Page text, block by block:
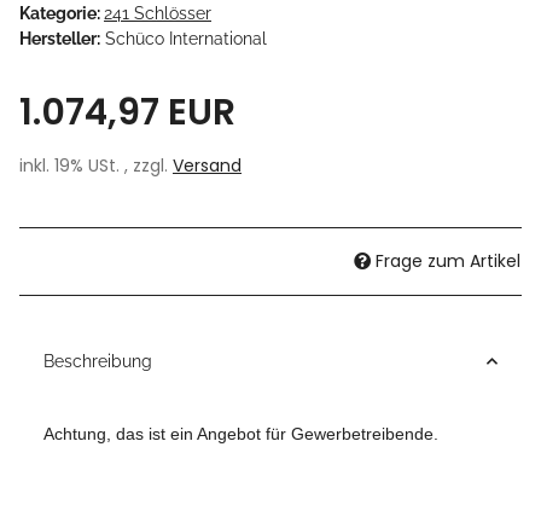
Kategorie:241 Schlösser
Hersteller: Schüco International
1.074,97 EUR
inkl. 19% USt. , zzgl. Versand
Frage zum Artikel
Beschreibung
Achtung, das ist ein Angebot für Gewerbetreibende.